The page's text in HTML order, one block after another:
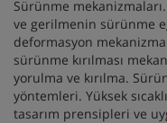
Sürünme
ve gerilmenin sürünme
deformasyon
sürünme kırılması
yorulma ve kırılma.
yöntemleri. Yüksek
tasarım prensipleri ve